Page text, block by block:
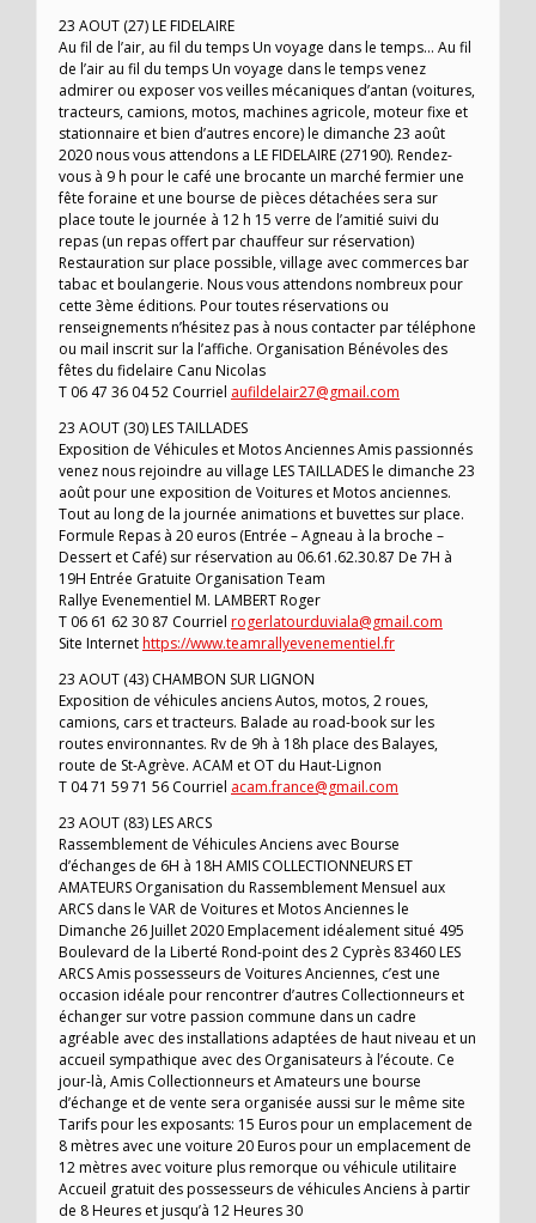
23 AOUT (27) LE FIDELAIRE
Au fil de l’air, au fil du temps Un voyage dans le temps… Au fil
de l’air au fil du temps Un voyage dans le temps venez
admirer ou exposer vos veilles mécaniques d’antan (voitures,
tracteurs, camions, motos, machines agricole, moteur fixe et
stationnaire et bien d’autres encore) le dimanche 23 août
2020 nous vous attendons a LE FIDELAIRE (27190). Rendez-
vous à 9 h pour le café une brocante un marché fermier une
fête foraine et une bourse de pièces détachées sera sur
place toute le journée à 12 h 15 verre de l’amitié suivi du
repas (un repas offert par chauffeur sur réservation)
Restauration sur place possible, village avec commerces bar
tabac et boulangerie. Nous vous attendons nombreux pour
cette 3ème éditions. Pour toutes réservations ou
renseignements n’hésitez pas à nous contacter par téléphone
ou mail inscrit sur la l’affiche. Organisation Bénévoles des
fêtes du fidelaire Canu Nicolas
T 06 47 36 04 52 Courriel aufildelair27@gmail.com
23 AOUT (30) LES TAILLADES
Exposition de Véhicules et Motos Anciennes Amis passionnés
venez nous rejoindre au village LES TAILLADES le dimanche 23
août pour une exposition de Voitures et Motos anciennes.
Tout au long de la journée animations et buvettes sur place.
Formule Repas à 20 euros (Entrée – Agneau à la broche –
Dessert et Café) sur réservation au 06.61.62.30.87 De 7H à
19H Entrée Gratuite Organisation Team
Rallye Evenementiel M. LAMBERT Roger
T 06 61 62 30 87 Courriel rogerlatourduviala@gmail.com
Site Internethttps://www.teamrallyevenementiel.fr
23 AOUT (43) CHAMBON SUR LIGNON
Exposition de véhicules anciens Autos, motos, 2 roues,
camions, cars et tracteurs. Balade au road-book sur les
routes environnantes. Rv de 9h à 18h place des Balayes,
route de St-Agrève. ACAM et OT du Haut-Lignon
T 04 71 59 71 56 Courriel acam.france@gmail.com
23 AOUT (83) LES ARCS
Rassemblement de Véhicules Anciens avec Bourse
d’échanges de 6H à 18H AMIS COLLECTIONNEURS ET
AMATEURS Organisation du Rassemblement Mensuel aux
ARCS dans le VAR de Voitures et Motos Anciennes le
Dimanche 26 Juillet 2020 Emplacement idéalement situé 495
Boulevard de la Liberté Rond-point des 2 Cyprès 83460 LES
ARCS Amis possesseurs de Voitures Anciennes, c’est une
occasion idéale pour rencontrer d’autres Collectionneurs et
échanger sur votre passion commune dans un cadre
agréable avec des installations adaptées de haut niveau et un
accueil sympathique avec des Organisateurs à l’écoute. Ce
jour-là, Amis Collectionneurs et Amateurs une bourse
d’échange et de vente sera organisée aussi sur le même site
Tarifs pour les exposants: 15 Euros pour un emplacement de
8 mètres avec une voiture 20 Euros pour un emplacement de
12 mètres avec voiture plus remorque ou véhicule utilitaire
Accueil gratuit des possesseurs de véhicules Anciens à partir
de 8 Heures et jusqu’à 12 Heures 30